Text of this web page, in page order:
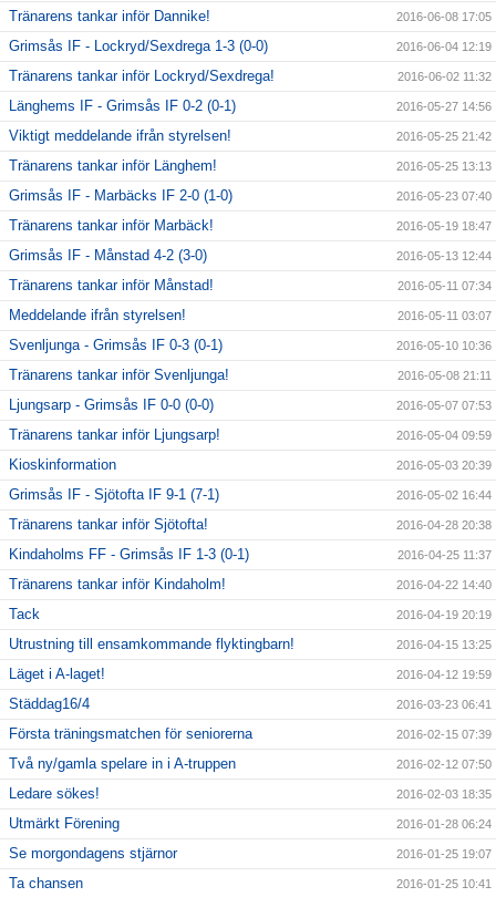
Tränarens tankar inför Dannike! 2016-06-08 17:05
Grimsås IF - Lockryd/Sexdrega 1-3 (0-0) 2016-06-04 12:19
Tränarens tankar inför Lockryd/Sexdrega! 2016-06-02 11:32
Länghems IF - Grimsås IF 0-2 (0-1) 2016-05-27 14:56
Viktigt meddelande ifrån styrelsen! 2016-05-25 21:42
Tränarens tankar inför Länghem! 2016-05-25 13:13
Grimsås IF - Marbäcks IF 2-0 (1-0) 2016-05-23 07:40
Tränarens tankar inför Marbäck! 2016-05-19 18:47
Grimsås IF - Månstad 4-2 (3-0) 2016-05-13 12:44
Tränarens tankar inför Månstad! 2016-05-11 07:34
Meddelande ifrån styrelsen! 2016-05-11 03:07
Svenljunga - Grimsås IF 0-3 (0-1) 2016-05-10 10:36
Tränarens tankar inför Svenljunga! 2016-05-08 21:11
Ljungsarp - Grimsås IF 0-0 (0-0) 2016-05-07 07:53
Tränarens tankar inför Ljungsarp! 2016-05-04 09:59
Kioskinformation 2016-05-03 20:39
Grimsås IF - Sjötofta IF 9-1 (7-1) 2016-05-02 16:44
Tränarens tankar inför Sjötofta! 2016-04-28 20:38
Kindaholms FF - Grimsås IF 1-3 (0-1) 2016-04-25 11:37
Tränarens tankar inför Kindaholm! 2016-04-22 14:40
Tack 2016-04-19 20:19
Utrustning till ensamkommande flyktingbarn! 2016-04-15 13:25
Läget i A-laget! 2016-04-12 19:59
Städdag16/4 2016-03-23 06:41
Första träningsmatchen för seniorerna 2016-02-15 07:39
Två ny/gamla spelare in i A-truppen 2016-02-12 07:50
Ledare sökes! 2016-02-03 18:35
Utmärkt Förening 2016-01-28 06:24
Se morgondagens stjärnor 2016-01-25 19:07
Ta chansen 2016-01-25 10:41